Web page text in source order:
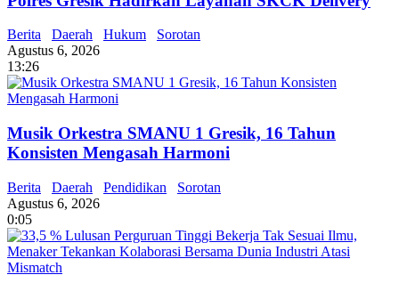
Berita Daerah Hukum
Sorotan
Agustus 6, 2026
13:26
Musik Orkestra SMANU 1 Gresik, 16 Tahun
Konsisten Mengasah Harmoni
Berita Daerah Pendidikan
Sorotan
Agustus 6, 2026
0:05